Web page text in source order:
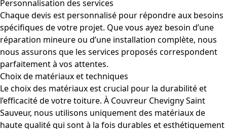
Personnalisation des services
Chaque devis est personnalisé pour répondre aux besoins
spécifiques de votre projet. Que vous ayez besoin d’une
réparation mineure ou d’une installation complète, nous
nous assurons que les services proposés correspondent
parfaitement à vos attentes.
Choix de matériaux et techniques
Le choix des matériaux est crucial pour la durabilité et
l’efficacité de votre toiture. À Couvreur Chevigny Saint
Sauveur, nous utilisons uniquement des matériaux de
haute qualité qui sont à la fois durables et esthétiquement